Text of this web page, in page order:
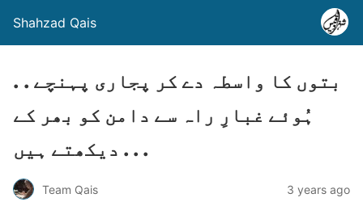
Shahzad Qais
. . بتوں کا واسطہ دے کر پجاری پہنچے
ہُوئے غبارِ راہ سے دامن کو بھر کے
دیکھتے ہیں . . .
Team Qais 3 years ago